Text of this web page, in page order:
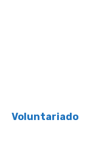
Voluntariado